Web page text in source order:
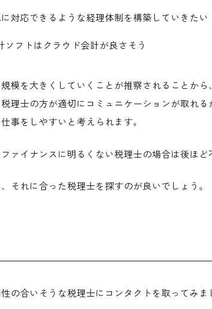
対応できるような経理体制を構築していきたい
フトはクラウド会計が良さそう
模を大きくしていくことが推察されることか
理士の方が適切にコミュニケーションが取れ
事をしやすいと考えられます。
ァイナンスに明るくない税理士の場合は後ほど
それに合った税理士を探すのが良いでしょう。
の合いそうな税理士にコンタクトを取ってみま